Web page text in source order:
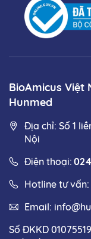
BioAmicus Việt
Hunmed
Địa chỉ: Số 1
Nội
Điện thoại:
Hotline tư vấn:
Email:
Số ĐKKD